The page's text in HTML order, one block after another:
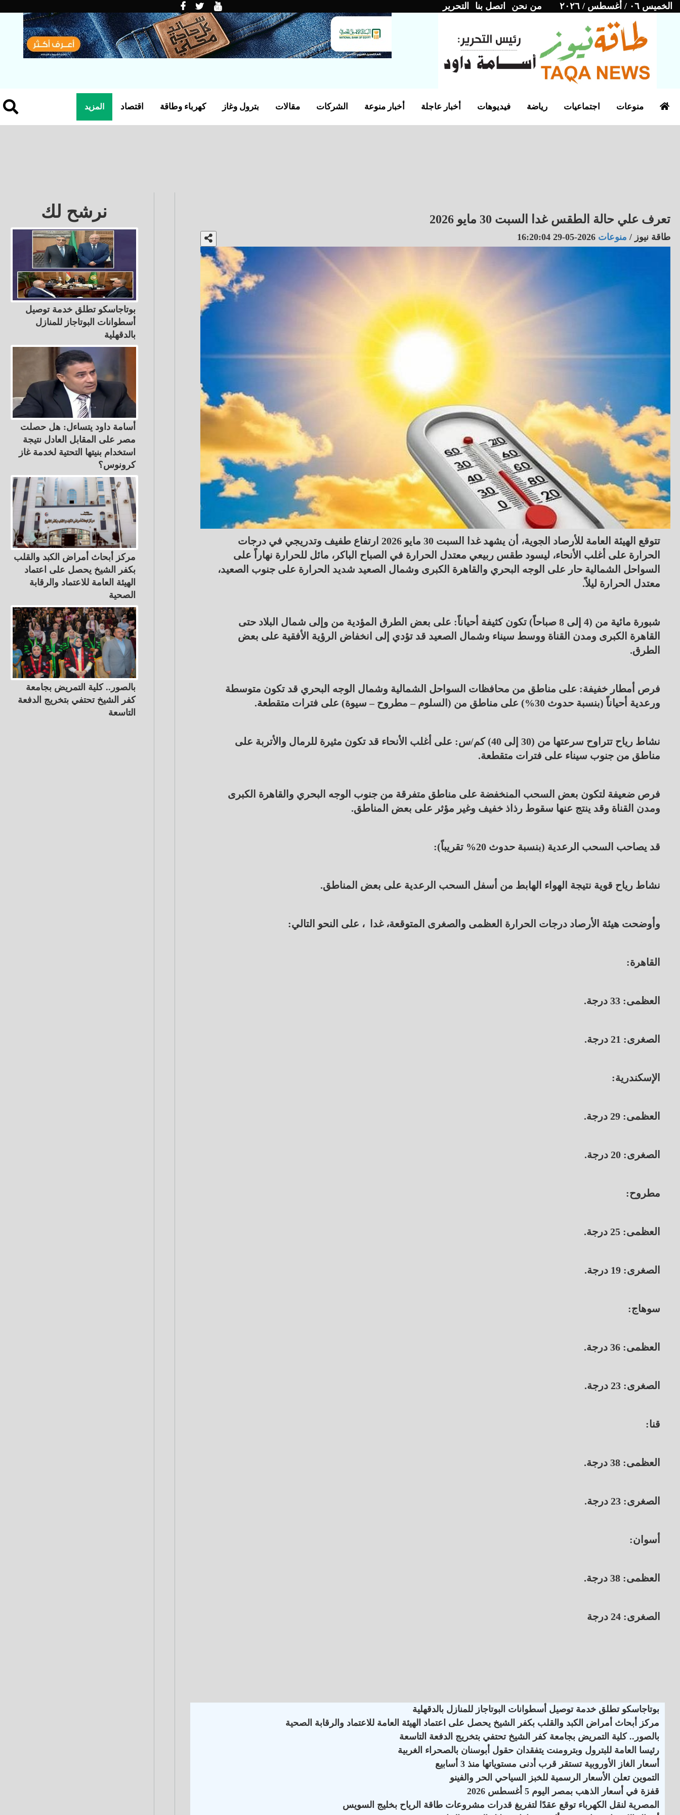
الخميس ٠٦ / أغسطس / ٢٠٢٦ من نحن اتصل بنا التحرير
المزيد اقتصاد كهرباء وطاقة بترول وغاز مقالات الشركات أخبار منوعة أخبار عاجلة فيديوهات رياضة اجتماعيات منوعات
تعرف علي حالة الطقس غدا السبت 30 مايو 2026
طاقة نيوز / منوعات2026-05-29 16:20:04
تتوقع الهيئة العامة للأرصاد الجوية، أن يشهد غدا السبت 30 مايو 2026 ارتفاع طفيف وتدريجي في درجات
الحرارة على أغلب الأنحاء، ليسود ​طقس ربيعي معتدل الحرارة في الصباح الباكر، مائل للحرارة نهاراً على
السواحل الشمالية حار على الوجه البحري والقاهرة الكبرى وشمال الصعيد شديد الحرارة على جنوب الصعيد،
معتدل الحرارة ليلاً.
​شبورة مائية من (4 إلى 8 صباحاً) تكون كثيفة أحياناً: على بعض الطرق المؤدية من وإلى شمال البلاد حتى
القاهرة الكبرى ومدن القناة ووسط سيناء وشمال الصعيد قد تؤدي إلى انخفاض الرؤية الأفقية على بعض
الطرق.
​فرص أمطار خفيفة: على مناطق من محافظات السواحل الشمالية وشمال الوجه البحري قد تكون متوسطة
ورعدية أحياناً (بنسبة حدوث 30%) على مناطق من (السلوم – مطروح – سيوة) على فترات متقطعة.
​نشاط رياح تتراوح سرعتها من (30 إلى 40) كم/س: على أغلب الأنحاء قد تكون مثيرة للرمال والأتربة على
مناطق من جنوب سيناء على فترات متقطعة.
​فرص ضعيفة لتكون بعض السحب المنخفضة على مناطق متفرقة من جنوب الوجه البحري والقاهرة الكبرى
ومدن القناة وقد ينتج عنها سقوط رذاذ خفيف وغير مؤثر على بعض المناطق.
​قد يصاحب السحب الرعدية (بنسبة حدوث 20% تقريباً):
​نشاط رياح قوية نتيجة الهواء الهابط من أسفل السحب الرعدية على بعض المناطق.
وأوضحت هيئة الأرصاد درجات الحرارة العظمى والصغرى المتوقعة، غدا ، على النحو التالي:
​القاهرة:
العظمى: 33 درجة.
الصغرى: 21 درجة.
​الإسكندرية:
العظمى: 29 درجة.
الصغرى: 20 درجة.
​مطروح:
العظمى: 25 درجة.
الصغرى: 19 درجة.
​سوهاج:
العظمى: 36 درجة.
الصغرى: 23 درجة.
​قنا:
العظمى: 38 درجة.
الصغرى: 23 درجة.
​أسوان:
العظمى: 38 درجة.
الصغرى: 24 درجة
بوتاجاسكو تطلق خدمة توصيل أسطوانات البوتاجاز للمنازل بالدقهلية
مركز أبحاث أمراض الكبد والقلب بكفر الشيخ يحصل على اعتماد الهيئة العامة للاعتماد والرقابة الصحية
بالصور.. كلية التمريض بجامعة كفر الشيخ تحتفي بتخريج الدفعة التاسعة
رئيسا العامة للبترول وبترومنت يتفقدان حقول أبوسنان بالصحراء الغربية
أسعار الغاز الأوروبية تستقر قرب أدنى مستوياتها منذ 3 أسابيع
التموين تعلن الأسعار الرسمية للخبز السياحي الحر والفينو
قفزة في أسعار الذهب بمصر اليوم 5 أغسطس 2026
المصرية لنقل الكهرباء توقع عقدًا لتفريغ قدرات مشروعات طاقة الرياح بخليج السويس
نرشح لك
بوتاجاسكو تطلق خدمة توصيل
أسطوانات البوتاجاز للمنازل
بالدقهلية
أسامة داود يتساءل: هل حصلت
مصر على المقابل العادل نتيجة
استخدام بنيتها التحتية لخدمة غاز
كرونوس؟
مركز أبحاث أمراض الكبد والقلب
بكفر الشيخ يحصل على اعتماد
الهيئة العامة للاعتماد والرقابة
الصحية
بالصور.. كلية التمريض بجامعة
كفر الشيخ تحتفي بتخريج الدفعة
التاسعة